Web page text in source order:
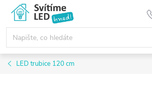
obsah
LED trubice 120 cm